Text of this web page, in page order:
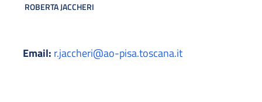
ROBERTA JACCHERI
Email: r.jaccheri@ao-pisa.toscana.it